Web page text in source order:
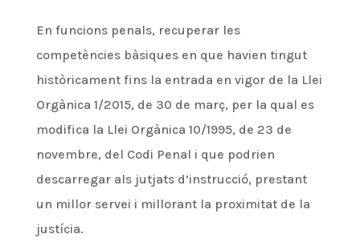
En funcions penals, recuperar les
competències bàsiques en que havien tingut
històricament fins la entrada en vigor de la Llei
Orgànica 1/2015, de 30 de març, per la qual es
modifica la Llei Orgànica 10/1995, de 23 de
novembre, del Codi Penal i que podrien
descarregar als jutjats d’instrucció, prestant
un millor servei i millorant la proximitat de la
justícia.